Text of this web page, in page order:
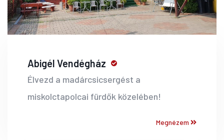
Abigél Vendégház
Élvezd a madárcsicsergést a
miskolctapolcai fürdők közelében!
Megnézem